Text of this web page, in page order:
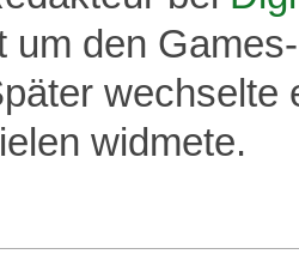
um den
wechselte
widmete.